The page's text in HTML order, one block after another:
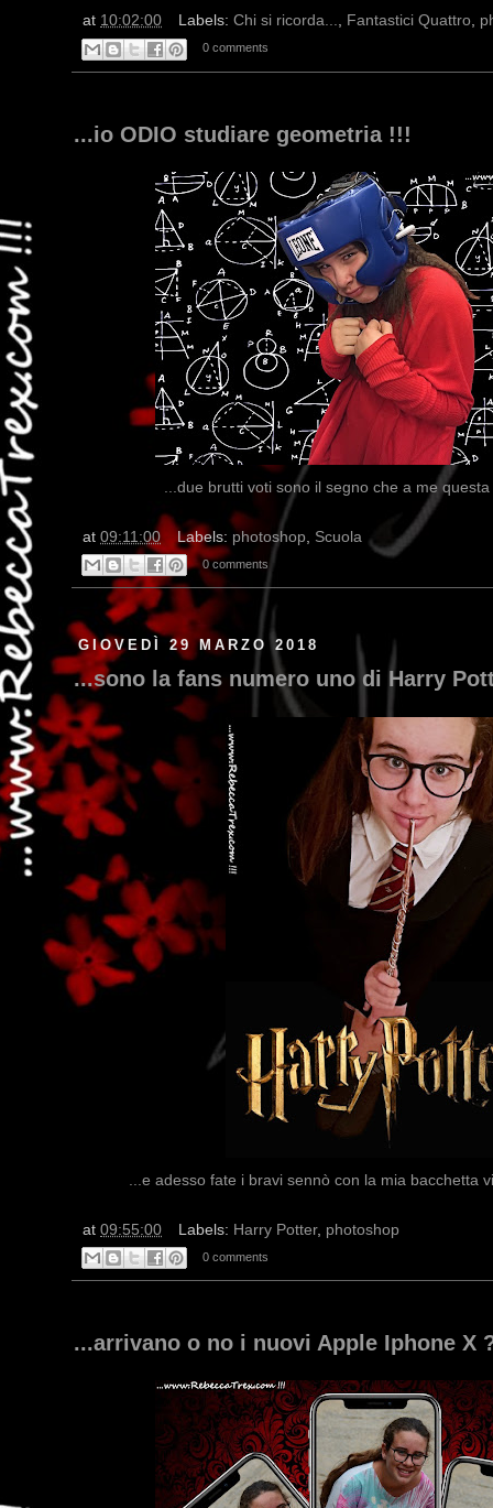
at 10:02:00 Labels: Chi si ricorda..., Fantastici Quattro,
0 comments
...io ODIO studiare geometria !!!
...due brutti voti sono il segno che a me
at 09:11:00 Labels: photoshop, Scuola
0 comments
GIOVEDÌ 29 MARZO 2018
...sono la fans numero uno di Harry
...e adesso fate i bravi sennò con la mia bacchetta
at 09:55:00 Labels: Harry Potter, photoshop
0 comments
...arrivano o no i nuovi Apple Iphone X